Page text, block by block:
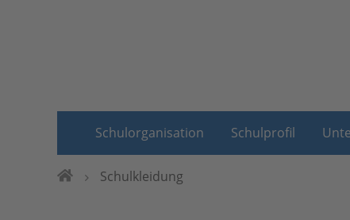
Schulorganisation Schulprofil
Schulkleidung